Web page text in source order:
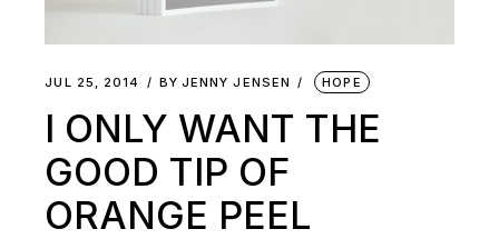
JUL 25, 2014 BY JENNY JENSEN HOPE
I ONLY WANT THE
GOOD TIP OF
ORANGE PEEL